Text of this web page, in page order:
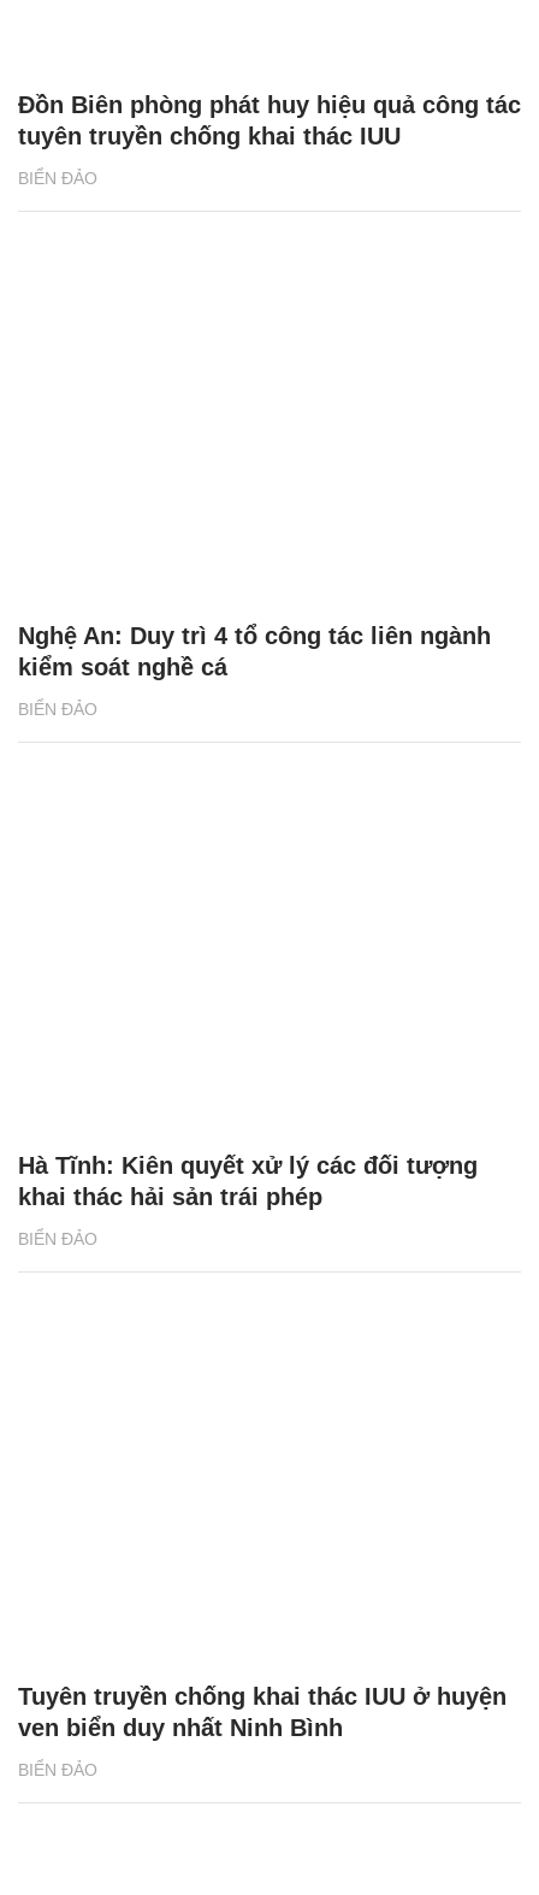
BIỂN ĐẢO
Đồn Biên phòng phát huy hiệu quả công tác
tuyên truyền chống khai thác IUU
BIỂN ĐẢO
Nghệ An: Duy trì 4 tổ công tác liên ngành
kiểm soát nghề cá
BIỂN ĐẢO
Hà Tĩnh: Kiên quyết xử lý các đối tượng
khai thác hải sản trái phép
BIỂN ĐẢO
Tuyên truyền chống khai thác IUU ở huyện
ven biển duy nhất Ninh Bình